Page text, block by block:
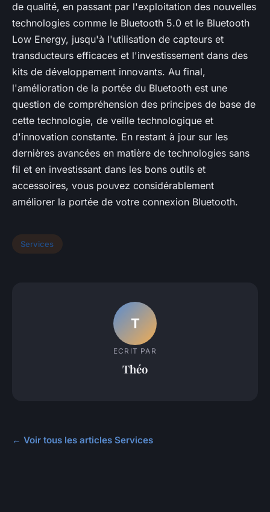
de qualité, en passant par l'exploitation des nouvelles
technologies comme le Bluetooth 5.0 et le Bluetooth
Low Energy, jusqu'à l'utilisation de capteurs et
transducteurs efficaces et l'investissement dans des
kits de développement innovants. Au final,
l'amélioration de la portée du Bluetooth est une
question de compréhension des principes de base de
cette technologie, de veille technologique et
d'innovation constante. En restant à jour sur les
dernières avancées en matière de technologies sans
fil et en investissant dans les bons outils et
accessoires, vous pouvez considérablement
améliorer la portée de votre connexion Bluetooth.
Services
T
ECRIT PAR
Théo
← Voir tous les articles Services